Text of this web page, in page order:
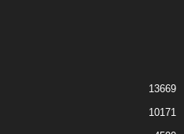
13669
10171